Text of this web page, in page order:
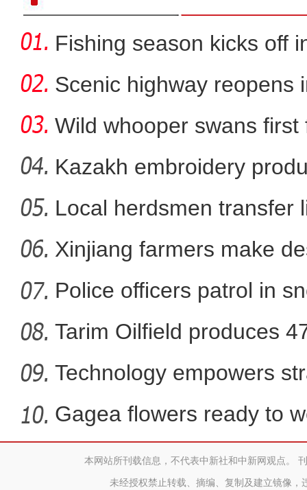
葡萄酒产业成为新疆兵
【万人说新疆】皮雕手艺人
Fishing season kicks off
Scenic highway reopens
Wild whooper swans
X
Kazakh embroidery
vil
Local herdsmen transfer
p
Xinjiang farmers make
bloom
Police officers patrol in
Tarim Oilfield produces
Technology empowers
Xi
Gagea flowers ready to
Nal本网站所刊载信息，不代表中新社和中新网观点。
未经授权禁止转载、摘编、复制及建立镜像，